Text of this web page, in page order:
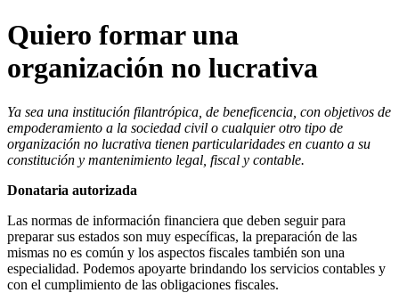
Quiero formar una
organización no lucrativa
Ya sea una institución filantrópica, de beneficencia, con objetivos de
empoderamiento a la sociedad civil o cualquier otro tipo de
organización no lucrativa tienen particularidades en cuanto a su
constitución y mantenimiento legal, fiscal y contable.
Donataria autorizada
Las normas de información financiera que deben seguir para
preparar sus estados son muy específicas, la preparación de las
mismas no es común y los aspectos fiscales también son una
especialidad. Podemos apoyarte brindando los servicios contables y
con el cumplimiento de las obligaciones fiscales.